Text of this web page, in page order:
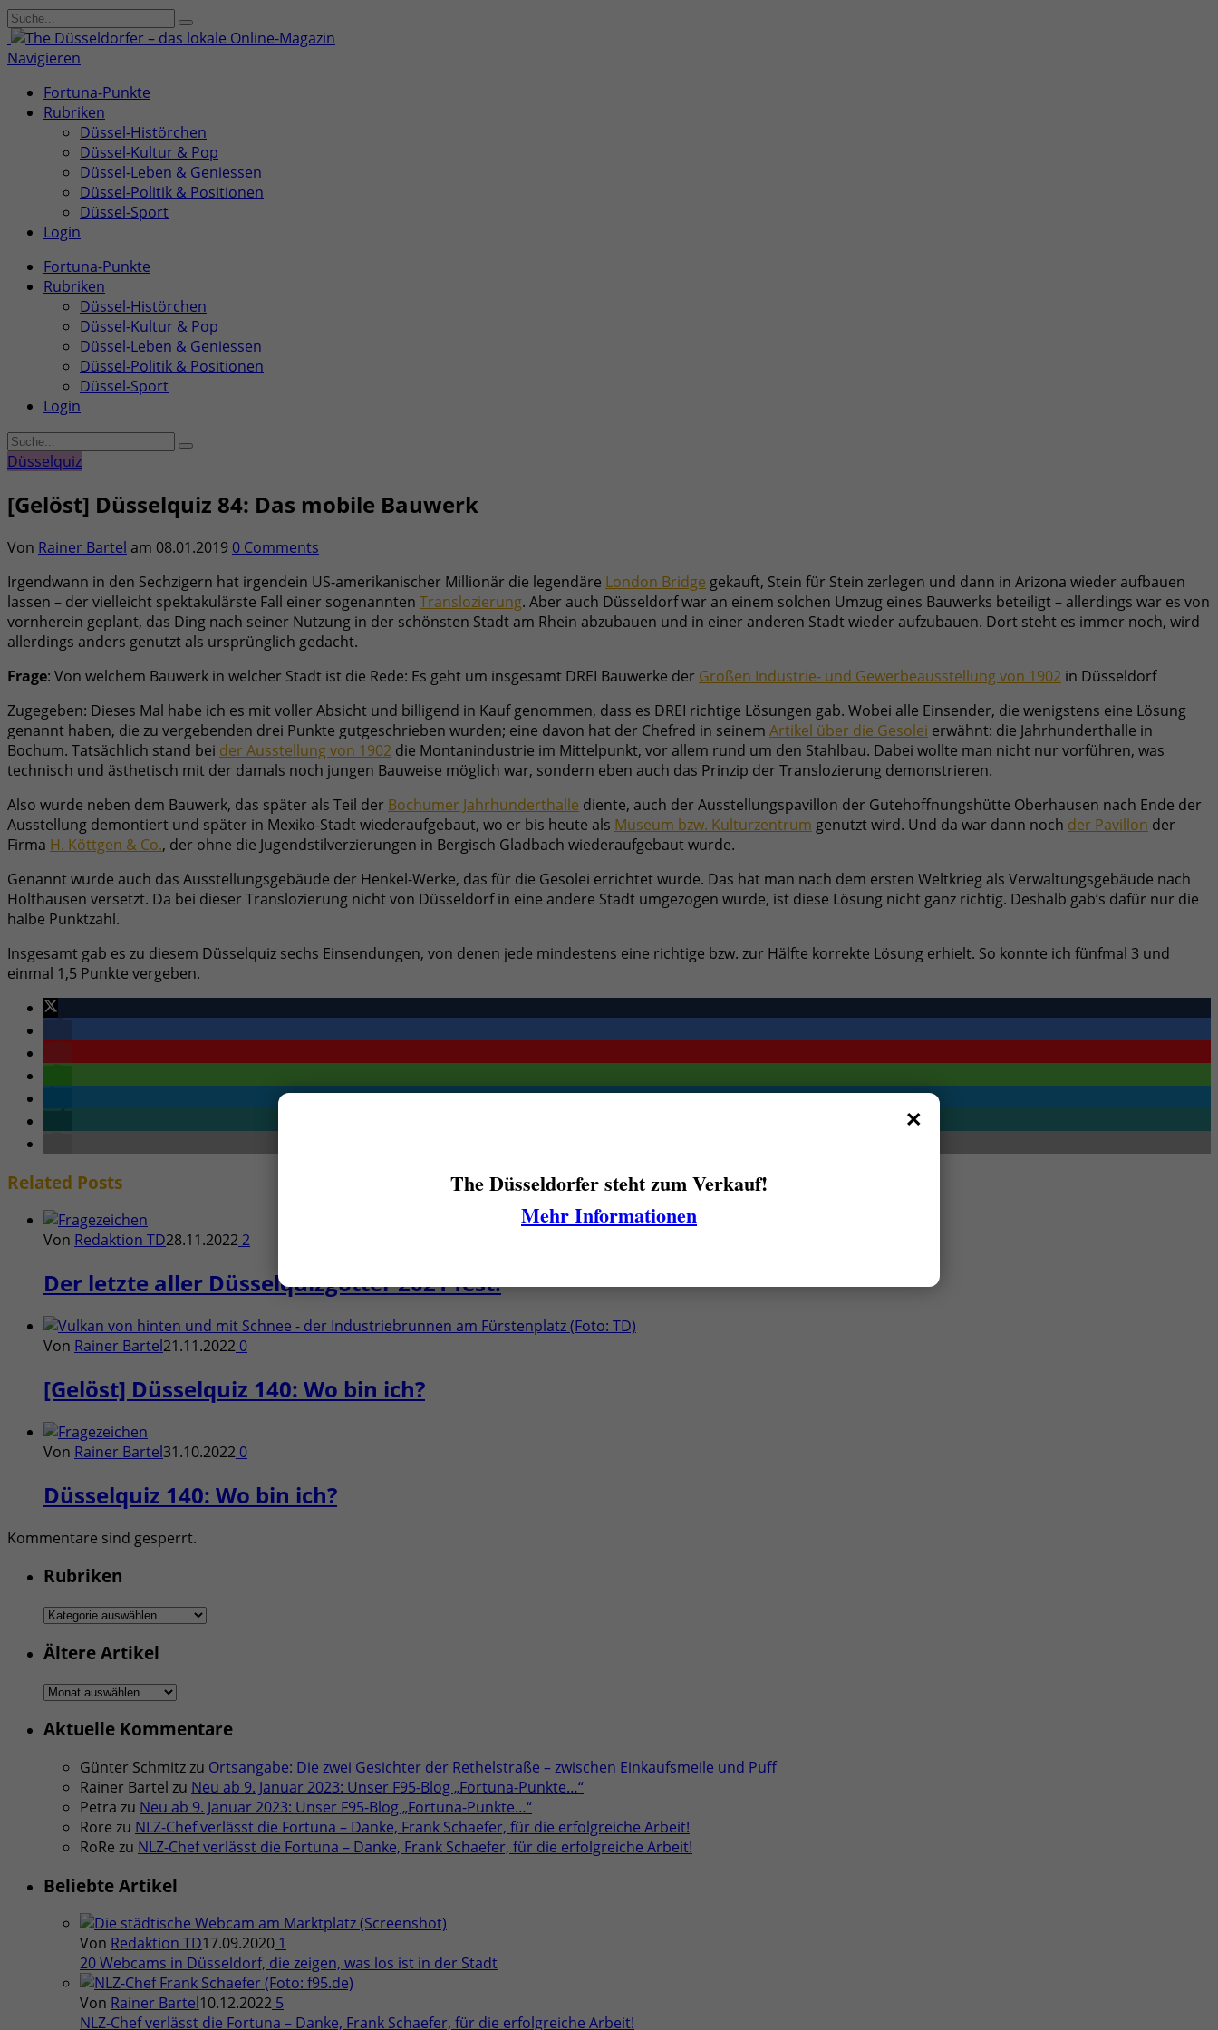
Navigieren
Fortuna-Punkte
Rubriken
Düssel-Histörchen
Düssel-Kultur & Pop
Düssel-Leben & Geniessen
Düssel-Politik & Positionen
Düssel-Sport
Login
Fortuna-Punkte
Rubriken
Düssel-Histörchen
Düssel-Kultur & Pop
Düssel-Leben & Geniessen
Düssel-Politik & Positionen
Düssel-Sport
Login
Düsselquiz
[Gelöst] Düsselquiz 84: Das mobile Bauwerk
Von Rainer Bartel am 08.01.2019 0 Comments
Irgendwann in den Sechzigern hat irgendein US-amerikanischer Millionär die legendäre London Bridge gekauft, Stein für Stein zerlegen und dann in Arizona wieder aufbauen
lassen – der vielleicht spektakulärste Fall einer sogenannten Translozierung. Aber auch Düsseldorf war an einem solchen Umzug eines Bauwerks beteiligt – allerdings war es von
vornherein geplant, das Ding nach seiner Nutzung in der schönsten Stadt am Rhein abzubauen und in einer anderen Stadt wieder aufzubauen. Dort steht es immer noch, wird
allerdings anders genutzt als ursprünglich gedacht.
Frage: Von welchem Bauwerk in welcher Stadt ist die Rede: Es geht um insgesamt DREI Bauwerke der Großen Industrie- und Gewerbeausstellung von 1902 in Düsseldorf
Zugegeben: Dieses Mal habe ich es mit voller Absicht und billigend in Kauf genommen, dass es DREI richtige Lösungen gab. Wobei alle Einsender, die wenigstens eine Lösung
genannt haben, die zu vergebenden drei Punkte gutgeschrieben wurden; eine davon hat der Chefred in seinem Artikel über die Gesolei erwähnt: die Jahrhunderthalle in
Bochum. Tatsächlich stand bei der Ausstellung von 1902 die Montanindustrie im Mittelpunkt, vor allem rund um den Stahlbau. Dabei wollte man nicht nur vorführen, was
technisch und ästhetisch mit der damals noch jungen Bauweise möglich war, sondern eben auch das Prinzip der Translozierung demonstrieren.
Also wurde neben dem Bauwerk, das später als Teil der Bochumer Jahrhunderthalle diente, auch der Ausstellungspavillon der Gutehoffnungshütte Oberhausen nach Ende der
Ausstellung demontiert und später in Mexiko-Stadt wiederaufgebaut, wo er bis heute als Museum bzw. Kulturzentrum genutzt wird. Und da war dann noch der Pavillon der
Firma H. Köttgen & Co., der ohne die Jugendstilverzierungen in Bergisch Gladbach wiederaufgebaut wurde.
Genannt wurde auch das Ausstellungsgebäude der Henkel-Werke, das für die Gesolei errichtet wurde. Das hat man nach dem ersten Weltkrieg als Verwaltungsgebäude nach
Holthausen versetzt. Da bei dieser Translozierung nicht von Düsseldorf in eine andere Stadt umgezogen wurde, ist diese Lösung nicht ganz richtig. Deshalb gab’s dafür nur die
halbe Punktzahl.
Insgesamt gab es zu diesem Düsselquiz sechs Einsendungen, von denen jede mindestens eine richtige bzw. zur Hälfte korrekte Lösung erhielt. So konnte ich fünfmal 3 und
einmal 1,5 Punkte vergeben.
Related Posts
Von Redaktion TD28.11.2022 2
Der letzte aller Düsselquizgötter 2021 fest!
Von Rainer Bartel21.11.2022 0
[Gelöst] Düsselquiz 140: Wo bin ich?
Von Rainer Bartel31.10.2022 0
Düsselquiz 140: Wo bin ich?
Kommentare sind gesperrt.
Rubriken
Rubriken
Ältere Artikel
Ältere
Aktuelle Kommentare
Günter Schmitzzu Ortsangabe: Die zwei Gesichter der Rethelstraße – zwischen Einkaufsmeile und Puff
Rainer Bartel zu Neu ab 9. Januar 2023: Unser F95-Blog „Fortuna-Punkte…“
Petra zu Neu ab 9. Januar 2023: Unser F95-Blog „Fortuna-Punkte…“
Rore zu NLZ-Chef verlässt die Fortuna – Danke, Frank Schaefer, für die erfolgreiche Arbeit!
RoRe zu NLZ-Chef verlässt die Fortuna – Danke, Frank Schaefer, für die erfolgreiche Arbeit!
Beliebte Artikel
Von Redaktion TD17.09.2020 1
20 Webcams in Düsseldorf, die zeigen, was los ist in der Stadt
Von Rainer Bartel10.12.2022 5
NLZ-Chef verlässt die Fortuna – Danke, Frank Schaefer, für die erfolgreiche Arbeit!
×
The Düsseldorfer steht zum Verkauf!
Mehr Informationen